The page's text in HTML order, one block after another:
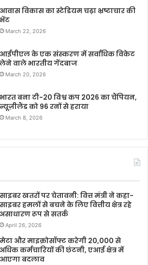
आवास विकास का स्टेडियम चढ़ा भ्रष्टाचार की
भेंट
March 22, 2026
आईपीएल के एक संस्करण में सर्वाधिक विकेट
लेने वाले भारतीय गेंदबाज
March 20, 2026
भारत बना टी-20 विश्व कप 2026 का चैंपियन,
न्यूज़ीलैंड को 96 रनों से हराया
March 8, 2026
साइबर खतरों पर चेतावनी: वित्त मंत्री ने कहा-
साइबर हमलों से बचने के लिए वित्तीय क्षेत्र रहे
असाधारण रूप से सतर्क
April 26, 2026
मेटा और माइक्रोसॉफ्ट करेगी 20,000 से
अधिक कर्मचारियों की छंटनी, एआई क्षेत्र में
आएगा बदलाव